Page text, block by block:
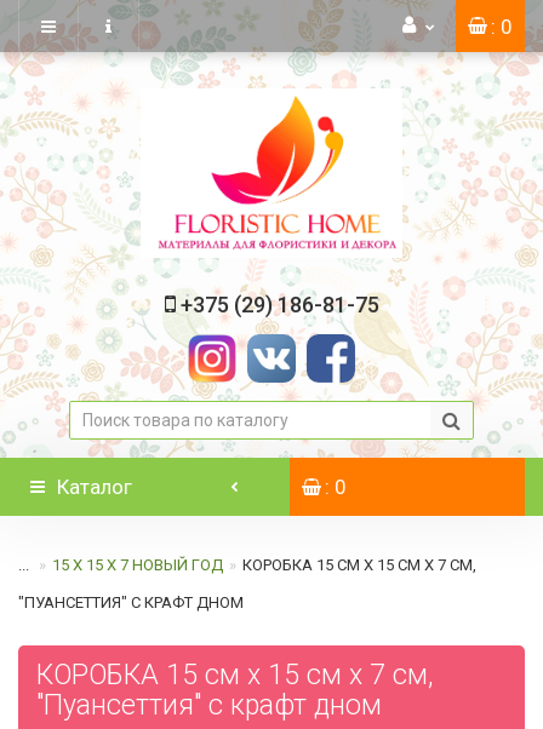
: 0
+375 (29) 186-81-75
Каталог : 0
... 15 Х 15 Х 7 НОВЫЙ ГОД КОРОБКА 15 СМ Х 15 СМ Х 7 СМ,
"ПУАНСЕТТИЯ" C КРАФТ ДНОМ
КОРОБКА 15 см х 15 см х 7 см,
"Пуансеттия" c крафт дном